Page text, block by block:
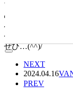
マスカラタイプで
めてくれます。
小さいのでポーチ
今からの時期、1本
ぜひ…(^^)/
NEXT
2024.04.16
PREV